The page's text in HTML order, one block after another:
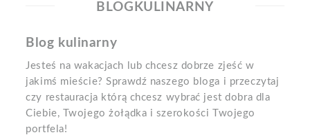
BLOGKULINARNY
Blog kulinarny
Jesteś na wakacjach lub chcesz dobrze zjeść w
jakimś mieście? Sprawdź naszego bloga i przeczytaj
czy restauracja którą chcesz wybrać jest dobra dla
Ciebie, Twojego żołądka i szerokości Twojego
portfela!